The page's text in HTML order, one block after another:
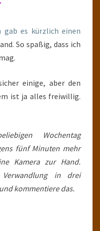
gab es kürzlich einen
So spaßig, dass ich
einige, aber den
ist ja alles freiwillig.
Wochentag
fünf Minuten mehr
Kamera zur Hand.
in drei
kommentiere das.